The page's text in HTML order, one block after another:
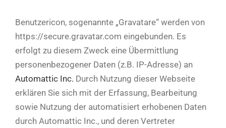
Benutzericon, sogenannte „Gravatare“ werden von
https://secure.gravatar.com eingebunden. Es
erfolgt zu diesem Zweck eine Übermittlung
personenbezogener Daten (z.B. IP-Adresse) an
Automattic Inc. Durch Nutzung dieser Webseite
erklären Sie sich mit der Erfassung, Bearbeitung
sowie Nutzung der automatisiert erhobenen Daten
durch Automattic Inc., und deren Vertreter